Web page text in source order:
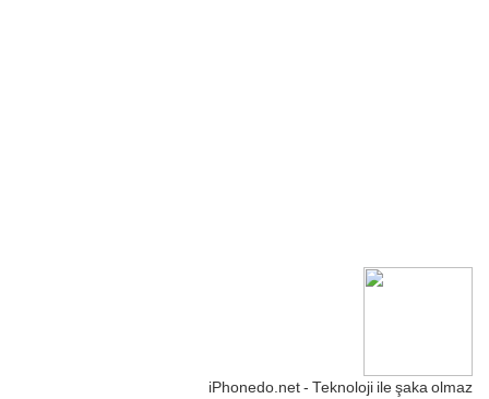
iPhonedo.net - Teknoloji ile şaka olmaz